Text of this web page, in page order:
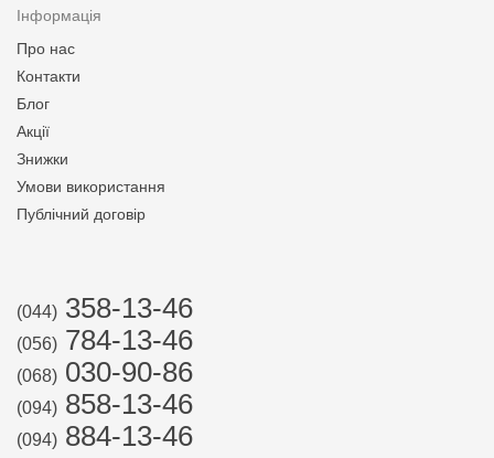
Інформація
Про нас
Контакти
Блог
Акції
Знижки
Умови використання
Публічний договір
(044) 358-13-46
(056) 784-13-46
(068) 030-90-86
(094) 858-13-46
(094) 884-13-46